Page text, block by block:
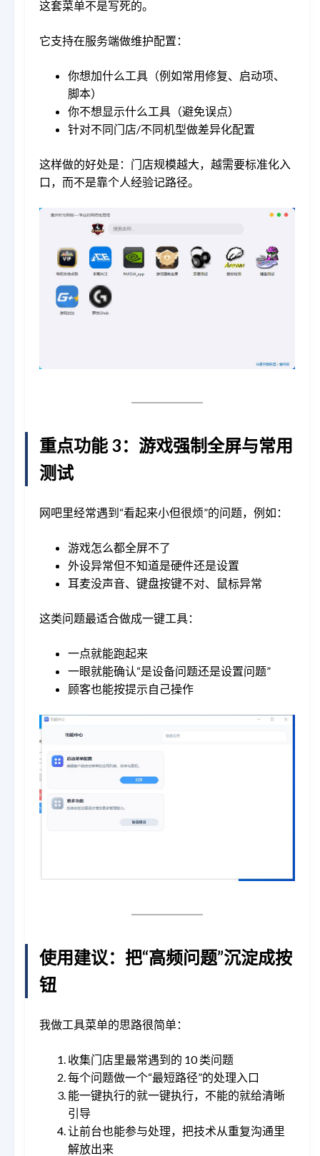
这套菜单不是写死的。
它支持在服务端做维护配置：
你想加什么工具（例如常用修复、启动项、
脚本）
你不想显示什么工具（避免误点）
针对不同门店/不同机型做差异化配置
这样做的好处是：门店规模越大，越需要标准化入
口，而不是靠个人经验记路径。
重点功能 3：游戏强制全屏与常用
测试
网吧里经常遇到“看起来小但很烦”的问题，例如：
游戏怎么都全屏不了
外设异常但不知道是硬件还是设置
耳麦没声音、键盘按键不对、鼠标异常
这类问题最适合做成一键工具：
一点就能跑起来
一眼就能确认“是设备问题还是设置问题”
顾客也能按提示自己操作
使用建议：把“高频问题”沉淀成按
钮
我做工具菜单的思路很简单：
收集门店里最常遇到的 10 类问题
每个问题做一个“最短路径”的处理入口
能一键执行的就一键执行，不能的就给清晰
引导
让前台也能参与处理，把技术从重复沟通里
解放出来